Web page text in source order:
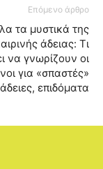
Επόμενο άρθρο
τα μυστικά της
άδειας: Τι
να γνωρίζουν οι
για «σπαστές»
άδειες, επιδόματα